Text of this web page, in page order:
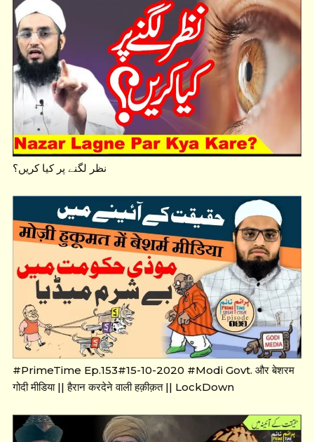
نظر لگنے پر کیا کریں؟
#PrimeTime Ep.153#15-10-2020 #Modi Govt. और बेशरम
गोदी मीडिया || हैरान करदेने वाली हक़ीक़त || LockDown